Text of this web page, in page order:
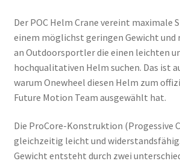
Der POC Helm Crane vereint maximale
einem möglichst geringen Gewicht
an Outdoorsportler die einen leichten
hochqualitativen Helm suchen. Das ist
warum Onewheel diesen Helm zum
Future Motion Team ausgewählt hat.
Die ProCore-Konstruktion (Progessive
gleichzeitig leicht und
Gewicht entsteht durch zwei